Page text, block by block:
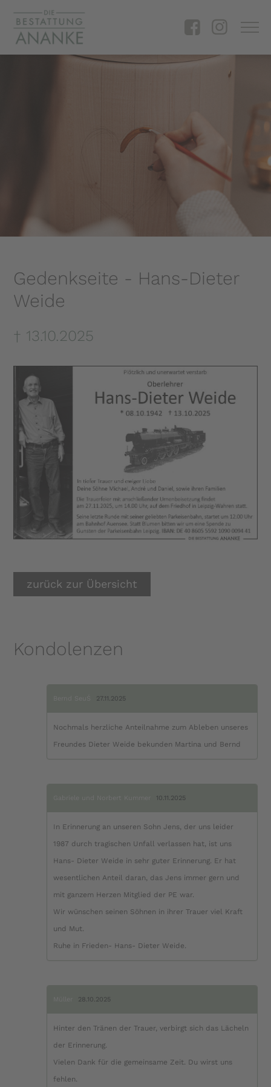
Gedenkseite - Hans-Dieter
Weide
† 13.10.2025
zurück zur Übersicht
Kondolenzen
27.11.2025
Nochmals herzliche Anteilnahme zum Ableben unseres
Freundes Dieter Weide bekunden Martina und Bernd
10.11.2025
In Erinnerung an unseren Sohn Jens, der uns leider
1987 durch tragischen Unfall verlassen hat, ist uns
Hans- Dieter Weide in sehr guter Erinnerung. Er hat
wesentlichen Anteil daran, das Jens immer gern und
mit ganzem Herzen Mitglied der PE war.
Wir wünschen seinen Söhnen in ihrer Trauer viel Kraft
und Mut.
Ruhe in Frieden- Hans- Dieter Weide.
28.10.2025
Hinter den Tränen der Trauer, verbirgt sich das Lächeln
der Erinnerung.
Vielen Dank für die gemeinsame Zeit. Du wirst uns
fehlen.